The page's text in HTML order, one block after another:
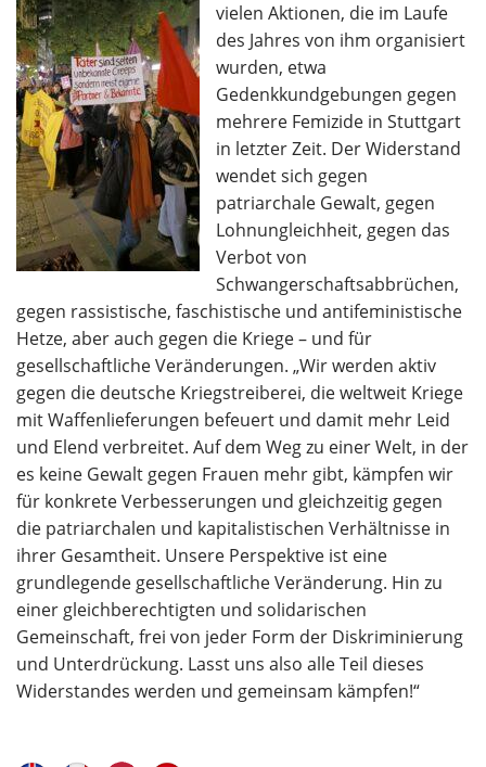
vielen Aktionen, die im Laufe
des Jahres von ihm organisiert
wurden, etwa
Gedenkkundgebungen gegen
mehrere Femizide in Stuttgart
in letzter Zeit. Der Widerstand
wendet sich gegen
patriarchale Gewalt, gegen
Lohnungleichheit, gegen das
Verbot von
Schwangerschaftsabbrüchen,
gegen rassistische, faschistische und antifeministische
Hetze, aber auch gegen die Kriege – und für
gesellschaftliche Veränderungen. „Wir werden aktiv
gegen die deutsche Kriegstreiberei, die weltweit Kriege
mit Waffenlieferungen befeuert und damit mehr Leid
und Elend verbreitet. Auf dem Weg zu einer Welt, in der
es keine Gewalt gegen Frauen mehr gibt, kämpfen wir
für konkrete Verbesserungen und gleichzeitig gegen
die patriarchalen und kapitalistischen Verhältnisse in
ihrer Gesamtheit. Unsere Perspektive ist eine
grundlegende gesellschaftliche Veränderung. Hin zu
einer gleichberechtigten und solidarischen
Gemeinschaft, frei von jeder Form der Diskriminierung
und Unterdrückung. Lasst uns also alle Teil dieses
Widerstandes werden und gemeinsam kämpfen!“